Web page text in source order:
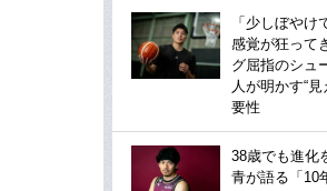
「少しぼやけ
感覚が狂って
グ屈指のシュ
人が明かす“
要性
38歳でも進化
青が語る「10